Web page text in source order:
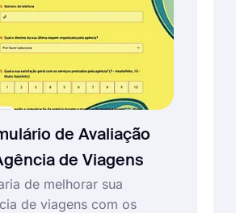
la. Use este exemplo
de formulário de
do aluno como
e comece hoje mesmo!
de Avaliação
de Viagens
de melhorar sua
de viagens com os